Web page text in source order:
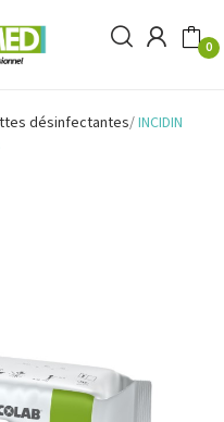
0
désinfectantes INCIDIN